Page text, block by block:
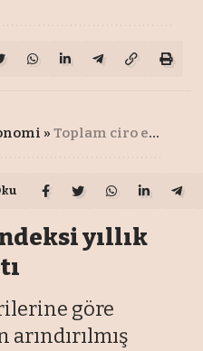
»Toplam ciro endeksi yıllık yüzde 35,2 arttı
yıllık
göre